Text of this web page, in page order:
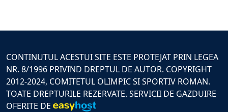
CONTINUTUL ACESTUI SITE ESTE PROTEJAT PRIN LEGEA
NR. 8/1996 PRIVIND DREPTUL DE AUTOR. COPYRIGHT
2012-2024, COMITETUL OLIMPIC SI SPORTIV ROMAN.
TOATE DREPTURILE REZERVATE. SERVICII DE GAZDUIRE
OFERITE DE